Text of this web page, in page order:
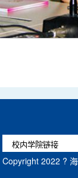
Copyright 2022 ?